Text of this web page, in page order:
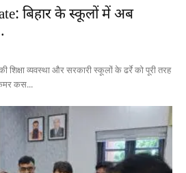
बिहार के स्कूलों में अब
व्यवस्था और सरकारी स्कूलों के ढर्रे को पूरी तरह
कस...